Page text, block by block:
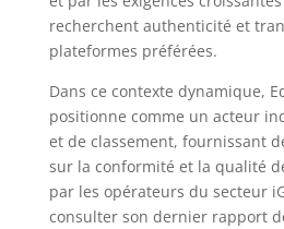
recherchent authenticité et
plateformes préférées.
Dans ce contexte dynamique,
positionne comme un acteur
et de classement, fournissant
sur la conformité et la qualité
par les opérateurs du secteur
consulter son dernier rapport